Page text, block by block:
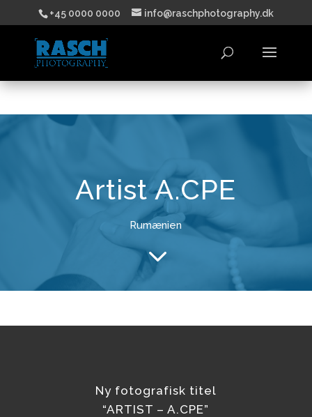
+45 0000 0000 info@raschphotography.dk
Artist A.CPE
Rumænien
3
Ny fotografisk titel
“ARTIST – A.CPE”